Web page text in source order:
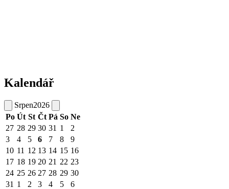
Kalendář
Srpen2026
Po Út St Čt Pá So Ne
27 28 29 30 31 1
2
3
4 5 6 7 8
9
10 11 12 13 14 15 16
17 18 19 20 21 22 23
24 25 26 27 28 29 30
31 1 2 3 4 5 6